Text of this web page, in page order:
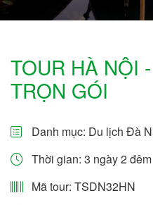
TOUR HÀ NỘI
TRỌN GÓI
Danh mục: Du lịch Đà
Thời gian: 3 ngày 2 đêm
Mã tour: TSDN32HN